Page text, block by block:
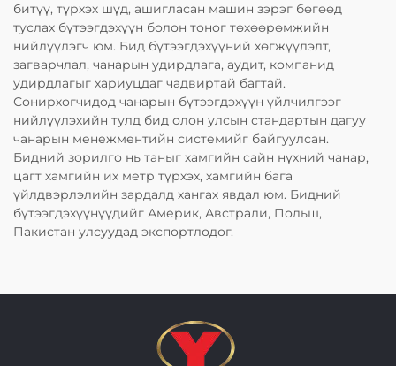
битүү, түрхэх шүд, ашигласан машин зэрэг бөгөөд
туслах бүтээгдэхүүн болон тоног төхөөрөмжийн
нийлүүлэгч юм. Бид бүтээгдэхүүний хөгжүүлэлт,
загварчлал, чанарын удирдлага, аудит, компанид
удирдлагыг хариуцдаг чадвиртай багтай.
Сонирхогчидод чанарын бүтээгдэхүүн үйлчилгээг
нийлүүлэхийн тулд бид олон улсын стандартын дагуу
чанарын менежментийн системийг байгуулсан.
Бидний зорилго нь таныг хамгийн сайн нүхний чанар,
цагт хамгийн их метр түрхэх, хамгийн бага
үйлдвэрлэлийн зардалд хангах явдал юм. Бидний
бүтээгдэхүүнүүдийг Америк, Австрали, Польш,
Пакистан улсуудад экспортлодог.